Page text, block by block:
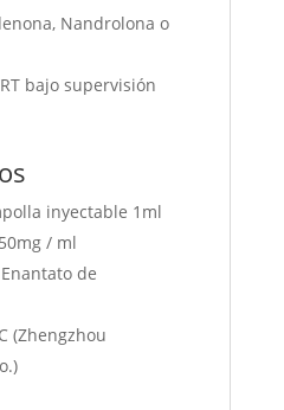
Nandrolona o
bajo supervisión
inyectable 1ml
/ ml
Enantato de
(Zhengzhou